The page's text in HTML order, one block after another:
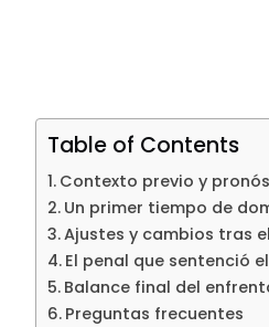
Table of Contents
Contexto previo y
Un primer tiempo de
Ajustes y cambios tras
El penal que sentenció
Balance final del
Preguntas frecuentes